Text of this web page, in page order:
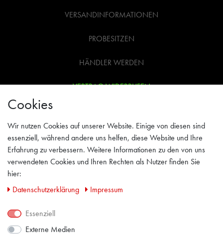
VERSANDINFORMATIONEN
PROBESITZEN
HÄNDLER WERDEN
VERTRAG WIDERRUFEN
AGB
IMPRESSUM
Cookies
Wir nutzen Cookies auf unserer Website. Einige von diesen sind
essenziell, während andere uns helfen, diese Website und Ihre
Erfahrung zu verbessern. Weitere Informationen zu den von uns
verwendeten Cookies und Ihren Rechten als Nutzer finden Sie
hier:
Daten­schutz­erklärung
Impressum
Essenziell
Externe Medien